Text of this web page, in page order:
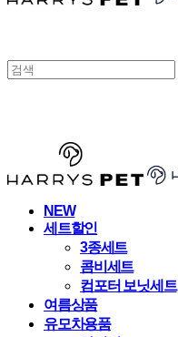
NEW
세트할인
3종세트
콤비세트
컴포터 보닛세트
여름상품
유모차용품